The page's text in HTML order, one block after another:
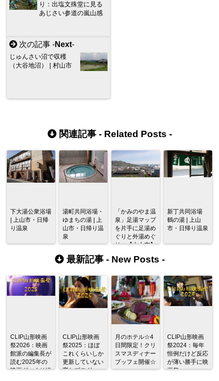
り：出塩文殊堂に見る
あじさい参道の嵐山感
次の記事 -Next-
じゅんさい沼で収穫
（大谷地沼） | 村山市
関連記事 - Related Posts -
下大湯公衆浴場
| 上山市・日帰
り温泉
湯町共同浴場・
ゆまちの湯 | 上
山市・日帰り温
泉
「かみのやま温
泉」足湯マップ
を片手に足湯め
ぐりと外湯めぐ
り 【上山市】
新丁共同浴場
鶴の湯 | 上山
市・日帰り温泉
最新記事 - New Posts -
CLIP山形映画
祭2026：映画
館派の編集長が
読む2025年の
映画ざっくり総
CLIP山形映画
祭2025：ほぼ
これくらいしか
更新していない
変なブログ
月のホテル☆4
日間限定！クリ
スマスディナー
ブッフェ開催☆
CLIP山形映画
祭2024：毎年
恒例だけど反応
が薄い勝手に映
画祭